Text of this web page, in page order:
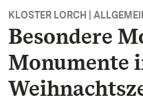
KLOSTER LORCH |
Besondere
Monumente